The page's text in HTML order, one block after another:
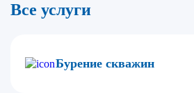
Все услуги
Бурение скважин